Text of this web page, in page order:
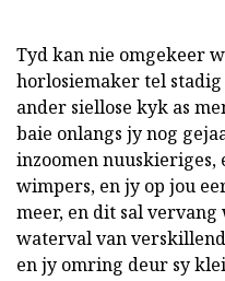
Tyd kan nie omgekeer
horlosiemaker tel
ander siellose kyk as
baie onlangs jy nog
inzoomen nuuskieriges,
wimpers, en jy op jou
meer, en dit sal
waterval van
en jy omring deur sy